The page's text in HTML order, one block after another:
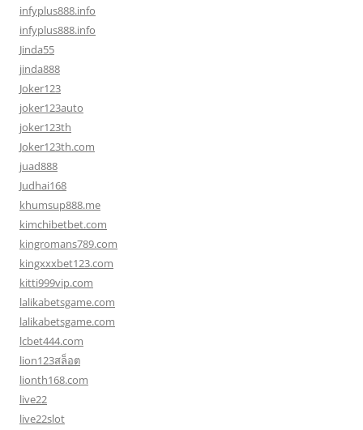
infyplus888.info
infyplus888.info
Jinda55
jinda888
Joker123
joker123auto
joker123th
Joker123th.com
juad888
Judhai168
khumsup888.me
kimchibetbet.com
kingromans789.com
kingxxxbet123.com
kitti999vip.com
lalikabetsgame.com
lalikabetsgame.com
lcbet444.com
lion123สล็อต
lionth168.com
live22
live22slot